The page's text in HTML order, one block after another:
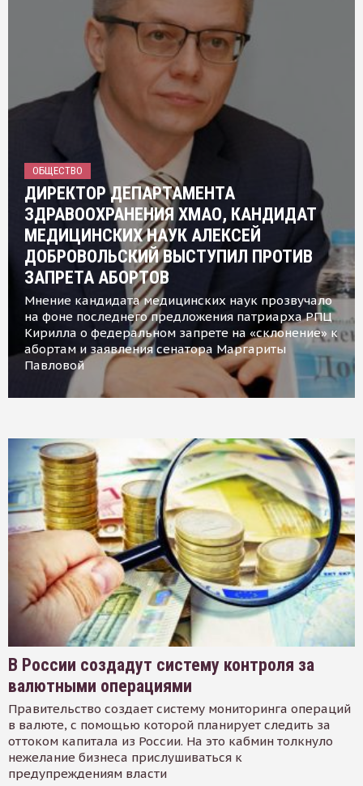
ОБЩЕСТВО
ДИРЕКТОР ДЕПАРТАМЕНТА
ЗДРАВООХРАНЕНИЯ ХМАО, КАНДИДАТ
МЕДИЦИНСКИХ НАУК АЛЕКСЕЙ
ДОБРОВОЛЬСКИЙ ВЫСТУПИЛ ПРОТИВ
ЗАПРЕТА АБОРТОВ
Мнение кандидата медицинских наук прозвучало
на фоне последнего предложения патриарха РПЦ
Кирилла о федеральном запрете на «склонение» к
абортам и заявления сенатора Маргариты
Павловой
В России создадут систему контроля за
валютными операциями
Правительство создает систему мониторинга операций
в валюте, с помощью которой планирует следить за
оттоком капитала из России. На это кабмин толкнуло
нежелание бизнеса прислушиваться к
предупреждениям власти